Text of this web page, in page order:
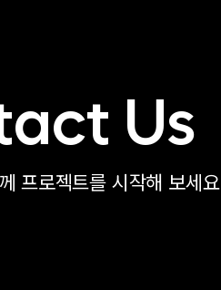
Us
프로젝트를 시작해 보세요